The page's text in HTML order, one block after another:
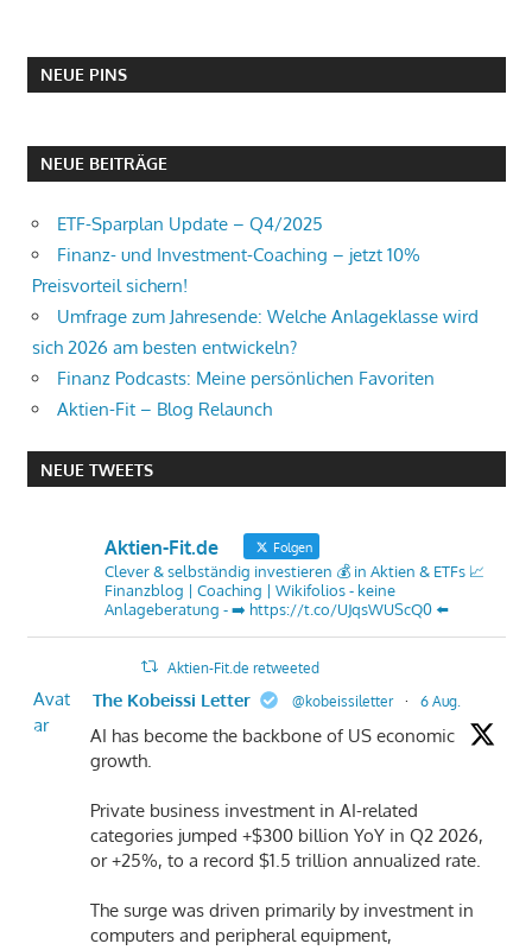
NEUE PINS
NEUE BEITRÄGE
ETF-Sparplan Update – Q4/2025
Finanz- und Investment-Coaching – jetzt 10%
Preisvorteil sichern!
Umfrage zum Jahresende: Welche Anlageklasse wird
sich 2026 am besten entwickeln?
Finanz Podcasts: Meine persönlichen Favoriten
Aktien-Fit – Blog Relaunch
NEUE TWEETS
Aktien-Fit.de Folgen
Clever & selbständig investieren 💰 in Aktien & ETFs 📈
Finanzblog | Coaching | Wikifolios - keine
Anlageberatung - ➡️ https://t.co/UJqsWUScQ0 ⬅️
Aktien-Fit.de retweeted
Avat
ar
The Kobeissi Letter @kobeissiletter · 6 Aug.
AI has become the backbone of US economic
growth.
Private business investment in AI-related
categories jumped +$300 billion YoY in Q2 2026,
or +25%, to a record $1.5 trillion annualized rate.
The surge was driven primarily by investment in
computers and peripheral equipment,